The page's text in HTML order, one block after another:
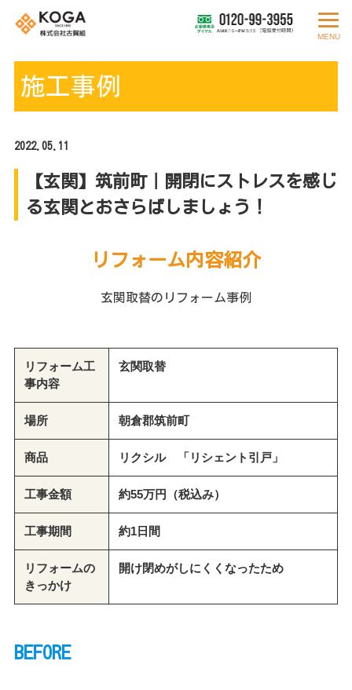
MENU
施工事例
2022.05.11
【玄関】筑前町｜開閉にストレスを感じ
る玄関とおさらばしましょう！
リフォーム内容紹介
玄関取替のリフォーム事例
リフォーム工
事内容
玄関取替
場所 朝倉郡筑前町
商品 リクシル 「リシェント引戸」
工事金額 約55万円（税込み）
工事期間 約1日間
リフォームの
きっかけ
開け閉めがしにくくなったため
BEFORE